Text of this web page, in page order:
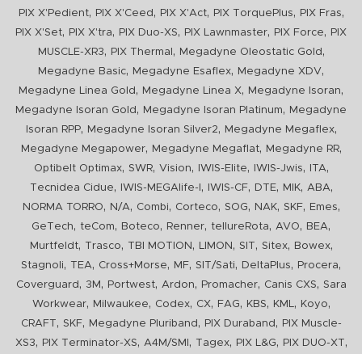
PIX X'Pedient, PIX X'Ceed , PIX X'Act, PIX TorquePlus, PIX Fras,
PIX X'Set, PIX X'tra, PIX Duo-XS, PIX Lawnmaster, PIX Force,
PIX
MUSCLE-XR3, PIX Thermal , Megadyne Oleostatic Gold ,
Megadyne Basic, Megadyne Esaflex, Megadyne XDV,
Megadyne Linea Gold , Megadyne Linea X, Megadyne Isoran,
Megadyne Isoran Gold , Megadyne Isoran Platinum,
Megadyne
Isoran RPP, Megadyne Isoran Silver2, Megadyne Megaflex,
Megadyne Megapower, Megadyne Megaflat, Megadyne RR,
Optibelt Optimax, SWR, Vision, IWIS-Elite, IWIS-Jwis, ITA,
Tecnidea Cidue, IWIS-MEGAlife-I , IWIS-CF, DTE, MIK, ABA,
NORMA TORRO, N/A, Combi, Corteco, SOG, NAK, SKF, Emes,
GeTech, teCom, Boteco, Renner, tellureRota, AVO, BEA,
Murtfeldt, Trasco, TBI MOTION , LIMON , SIT, Sitex, Bowex,
Stagnoli, TEA, Cross+Morse, MF, SIT/Sati, DeltaPlus, Procera,
Coverguard , 3M , Portwest, Ardon, Promacher, Canis CXS, Sara
Workwear, Milwaukee, Codex, CX, FAG, KBS, KML, Koyo,
CRAFT, SKF, Megadyne Pluriband , PIX Duraband ,
PIX Muscle-
XS3, PIX Terminator-XS, A4M/SMI , Tagex, PIX L&G, PIX DUO-XT,